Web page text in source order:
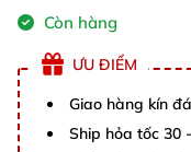
Còn hàng
ƯU ĐIỂM
Giao hàng kín
Ship hỏa tốc 30